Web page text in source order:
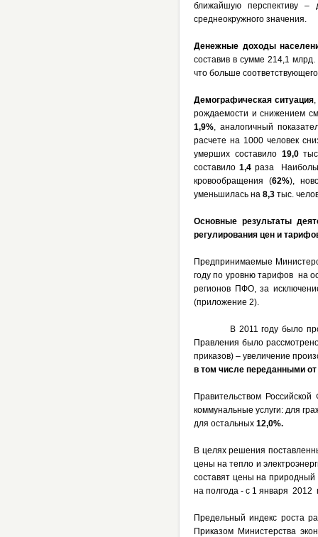
ближайшую перспективу –
среднеокружного значения.
Денежные доходы
составив в сумме 214,1
что больше
Демографическая ситуация
рождаемости и снижением
1,9%, аналогичный
расчете на 1000 человек
умерших составило 19,0
составило 1,4 раза
кровообращения (62%),
уменьшилась на 8,3 тыс.
Основные результаты
регулирования цен и
Предпринимаемые
году по уровню тарифов на
регионов ПФО, за
(приложение 2).
В 2011 году было
Правления было
приказов) – увеличение
в том числе переданными
Правительством
коммунальные услуги: для
для остальных 12,0%.
В целях решения
цены на тепло и
составят цены на природный
на полгода - с 1 января 2012
Предельный индекс роста
Приказом Министерства